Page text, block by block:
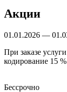
Акции
01.01.2026 —
При заказе
кодирование 15 %
Бессрочно